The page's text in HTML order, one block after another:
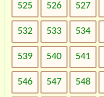
525 526 527
532 533 534
539 540 541
546 547 548